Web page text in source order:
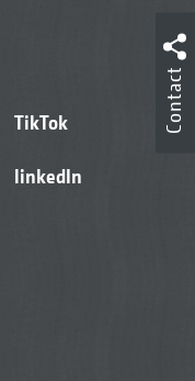
TikTok
linkedIn
Contact